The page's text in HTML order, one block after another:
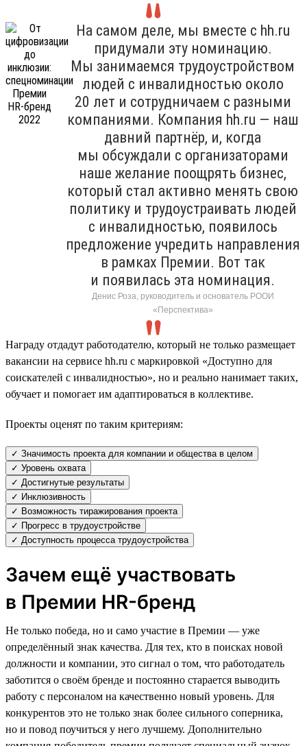
На самом деле, мы вместе с hh.ru
придумали эту номинацию.
Мы занимаемся трудоустройством
людей с инвалидностью около
20 лет и сотрудничаем с разными
компаниями. Компания hh.ru — наш
давний партнёр, и, когда
мы обсуждали с организаторами
наше желание поощрять бизнес,
который стал активно менять свою
политику и трудоустраивать людей
с инвалидностью, появилось
предложение учредить направления
в рамках Премии. Вот так
и появилась эта номинация.
Денис Роза, руководитель и основатель РООИ
«Перспектива»
Награду отдадут работодателю, который не только размещает
вакансии на сервисе hh.ru с маркировкой «Доступно для
соискателей с инвалидностью», но и реально нанимает таких,
обучает и помогает им адаптироваться в коллективе.
Проекты оценят по таким критериям:
✓ Значимость проекта для компании и общества в целом
✓ Уровень охвата
✓ Достигнутые результаты
✓ Инклюзивность
✓ Возможность тиражирования проекта
✓ Прогресс в трудоустройстве
✓ Доступность процесса трудоустройства
Зачем ещё участвовать
в Премии HR-бренд
Не только победа, но и само участие в Премии — уже
определённый знак качества. Для тех, кто в поисках новой
должности и компании, это сигнал о том, что работодатель
заботится о своём бренде и постоянно старается выводить
работу с персоналом на качественно новый уровень. Для
конкурентов это не только знак более сильного соперника,
но и повод поучиться у него лучшему. Дополнительно